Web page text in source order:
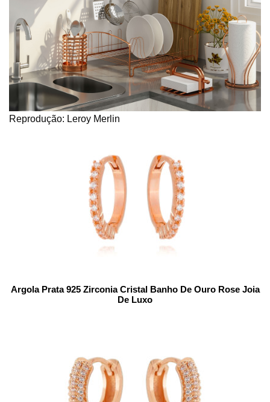
Reprodução: Leroy Merlin
Argola Prata 925 Zirconia Cristal Banho De Ouro Rose Joia
De Luxo